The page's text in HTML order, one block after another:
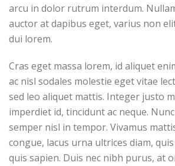
arcu in dolor rutrum interdum.
auctor at dapibus eget, varius non
dui lorem.
Cras eget massa lorem, id aliquet
ac nisl sodales molestie eget vitae
sed leo aliquet mattis. Integer justo
imperdiet id, tincidunt ac neque.
semper nisl in tempor. Vivamus
congue, lacus urna ultrices diam,
quis sapien. Duis nec nibh purus, at